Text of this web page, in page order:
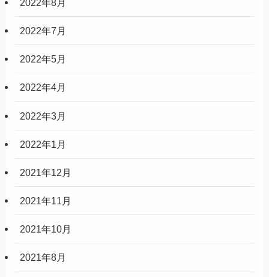
2022年8月
2022年7月
2022年5月
2022年4月
2022年3月
2022年1月
2021年12月
2021年11月
2021年10月
2021年8月